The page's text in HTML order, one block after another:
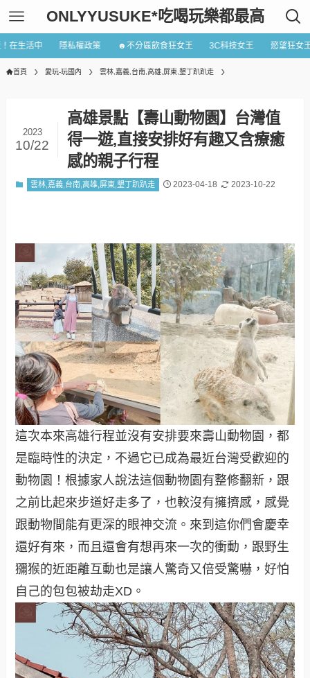
ONLYYUSUKE*吃喝玩樂都最高
在生活中 隱私權政策 ☻不分區飲食狂女王 3C科技女王 慾望狂女
首頁 愛玩-玩國內 雲林,嘉義,台南,高雄,屏東,墾丁趴趴走
高雄景點【壽山動物園】台灣值
得一遊,直接安排好有趣又含療癒
感的親子行程
2023
10/22
雲林,嘉義,台南,高雄,屏東,墾丁趴趴走 2023-04-18 2023-10-22
這次本來高雄行程並沒有安排要來壽山動物園，都
是臨時性的決定，不過它已成為最近台灣受歡迎的
動物園！根據家人說法這個動物園有整修翻新，跟
之前比起來步道好走多了，也較沒有擁擠感，感覺
跟動物間能有更深的眼神交流。來到這你們會慶幸
還好有來，而且還會有想再來一次的衝動，跟野生
獼猴的近距離互動也是讓人驚奇又倍受驚嚇，好怕
自己的包包被劫走XD。